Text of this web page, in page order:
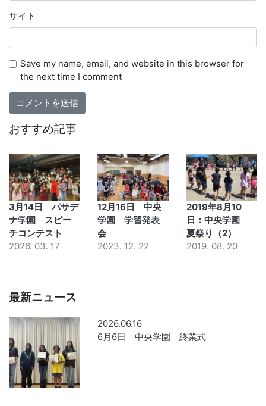
サイト
Save my name, email, and website in this browser for
the next time I comment
おすすめ記事
3月14日 パサデ
ナ学園 スピー
チコンテスト
2026. 03. 17
12月16日 中央
学園 学習発表
会
2023. 12. 22
2019年8月10
日：中央学園
夏祭り（2）
2019. 08. 20
最新ニュース
2026.06.16
6月6日 中央学園 終業式